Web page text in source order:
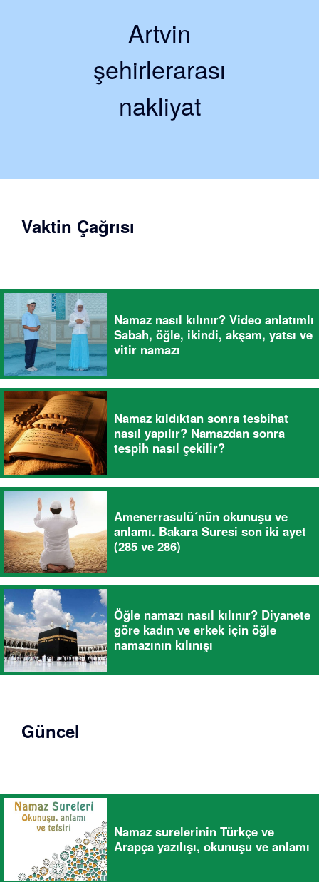
Artvin
şehirlerarası
nakliyat
Vaktin Çağrısı
Namaz nasıl kılınır? Video anlatımlı
Sabah, öğle, ikindi, akşam, yatsı ve
vitir namazı
Namaz kıldıktan sonra tesbihat
nasıl yapılır? Namazdan sonra
tespih nasıl çekilir?
Amenerrasulü´nün okunuşu ve
anlamı. Bakara Suresi son iki ayet
(285 ve 286)
Öğle namazı nasıl kılınır? Diyanete
göre kadın ve erkek için öğle
namazının kılınışı
Güncel
Namaz surelerinin Türkçe ve
Arapça yazılışı, okunuşu ve anlamı